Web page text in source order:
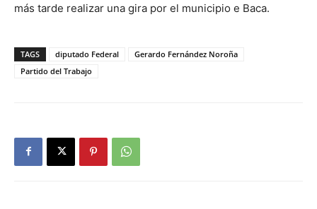
más tarde realizar una gira por el municipio e Baca.
TAGS diputado Federal
Gerardo Fernández Noroña
Partido del Trabajo